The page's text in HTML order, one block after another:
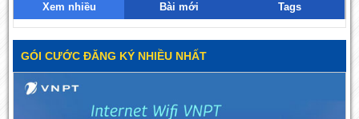
Xem nhiều Bài mới Tags
GÓI CƯỚC ĐĂNG KÝ NHIỀU NHẤT